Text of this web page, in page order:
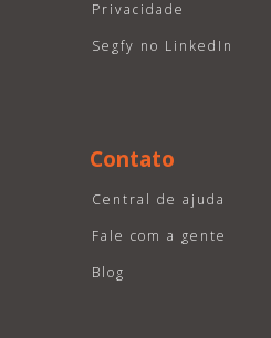
Privacidade
Segfy no LinkedIn
Contato
Central de ajuda
Fale com a gente
Blog